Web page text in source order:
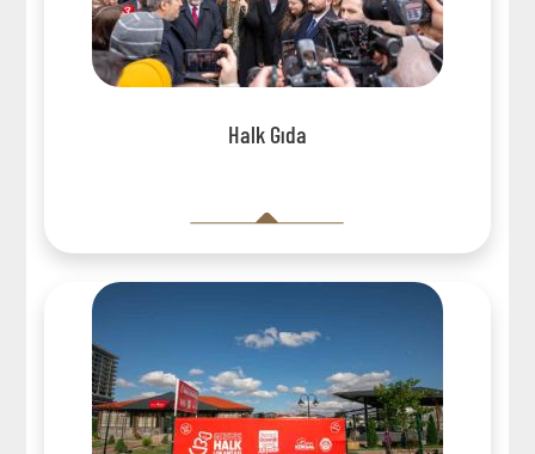
Halk Gıda